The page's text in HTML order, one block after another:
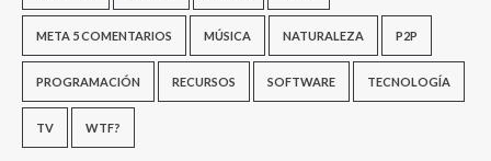
META 5 COMENTARIOS MÚSICA NATURALEZA P2P
PROGRAMACIÓN RECURSOS SOFTWARE TECNOLOGÍA
TV WTF?